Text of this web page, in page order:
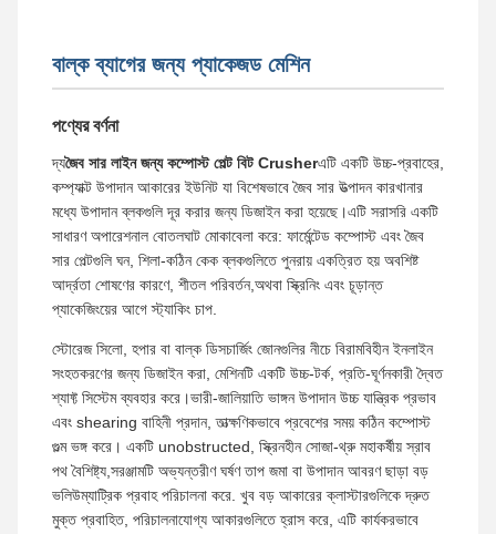
বাল্ক ব্যাগের জন্য প্যাকেজড মেশিন
পণ্যের বর্ণনা
দ্যজৈব সার লাইন জন্য কম্পোস্ট পেল্ট বিট Crusherএটি একটি উচ্চ-প্রবাহের,
কম্প্যাক্ট উপাদান আকারের ইউনিট যা বিশেষভাবে জৈব সার উত্পাদন কারখানার
মধ্যে উপাদান ব্লকগুলি দূর করার জন্য ডিজাইন করা হয়েছে।এটি সরাসরি একটি
সাধারণ অপারেশনাল বোতলঘাট মোকাবেলা করে: ফার্মেন্টেড কম্পোস্ট এবং জৈব
সার পেল্টগুলি ঘন, শিলা-কঠিন কেক ব্লকগুলিতে পুনরায় একত্রিত হয় অবশিষ্ট
আর্দ্রতা শোষণের কারণে, শীতল পরিবর্তন,অথবা স্ক্রিনিং এবং চূড়ান্ত
প্যাকেজিংয়ের আগে স্ট্যাকিং চাপ.
স্টোরেজ সিলো, হপার বা বাল্ক ডিসচার্জিং জোনগুলির নীচে বিরামবিহীন ইনলাইন
সংহতকরণের জন্য ডিজাইন করা, মেশিনটি একটি উচ্চ-টর্ক, প্রতি-ঘূর্ণনকারী দ্বৈত
শ্যাফ্ট সিস্টেম ব্যবহার করে।ভারী-জালিয়াতি ভাঙ্গন উপাদান উচ্চ যান্ত্রিক প্রভাব
এবং shearing বাহিনী প্রদান, তাত্ক্ষণিকভাবে প্রবেশের সময় কঠিন কম্পোস্ট
গুল্ম ভঙ্গ করে। একটি unobstructed, স্ক্রিনহীন সোজা-থ্রু মহাকর্ষীয় স্রাব
পথ বৈশিষ্ট্য,সরঞ্জামটি অভ্যন্তরীণ ঘর্ষণ তাপ জমা বা উপাদান আবরণ ছাড়া বড়
ভলিউম্যাট্রিক প্রবাহ পরিচালনা করে. খুব বড় আকারের ক্লাস্টারগুলিকে দ্রুত
মুক্ত প্রবাহিত, পরিচালনাযোগ্য আকারগুলিতে হ্রাস করে, এটি কার্যকরভাবে